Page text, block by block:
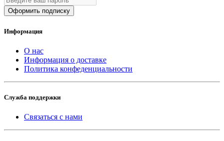
Оформить подписку
Информация
О нас
Информация о доставке
Политика конфеденциальности
Служба поддержки
Связаться с нами